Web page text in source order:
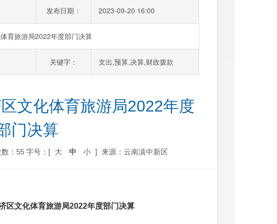
发布日期： 2023-09-20 16:00
育旅游局2022年度部门决算
关键字： 支出,预算,决算,财政拨款
文化体育旅游局2022年度
门决算
：55 字号：[ 大 中 小 ] 来源：云南滇中新区
区文化体育旅游局2022年度部门决算